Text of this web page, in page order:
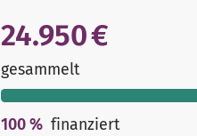
24.950 €
gesammelt
100% finanziert